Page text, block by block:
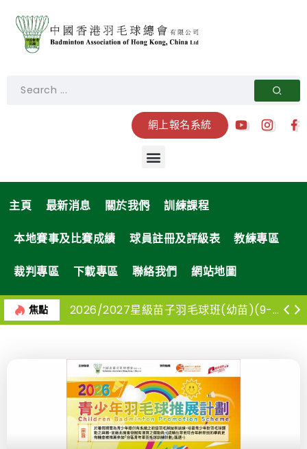
網上報名系統
主頁 最新消息 關於我們 訓練課程
本地賽事及比賽成績 球員註冊及評級表 教練專區
裁判專區 下載專區 聯絡我們 網站地圖
焦點 2026/2027星級苗子羽毛球班(幼苗)(9-12月)